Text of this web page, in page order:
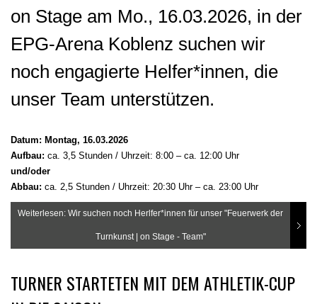
on Stage am Mo., 16.03.2026, in der
EPG-Arena Koblenz suchen wir
noch engagierte Helfer*innen, die
unser Team unterstützen.
Datum: Montag, 16.03.2026
Aufbau: ca. 3,5 Stunden / Uhrzeit: 8:00 – ca. 12:00 Uhr
und/oder
Abbau: ca. 2,5 Stunden / Uhrzeit: 20:30 Uhr – ca. 23:00 Uhr
Weiterlesen: Wir suchen noch Herlfer*innen für unser "Feuerwerk der
Turnkunst | on Stage - Team"
TURNER STARTETEN MIT DEM ATHLETIK-CUP